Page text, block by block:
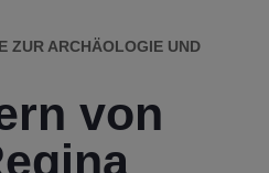
ZUR ARCHÄOLOGIE UND
von